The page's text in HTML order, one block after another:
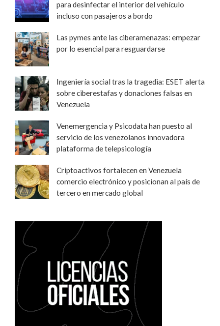
para desinfectar el interior del vehículo
incluso con pasajeros a bordo
Las pymes ante las ciberamenazas: empezar
por lo esencial para resguardarse
Ingeniería social tras la tragedia: ESET alerta
sobre ciberestafas y donaciones falsas en
Venezuela
Venemergencia y Psicodata han puesto al
servicio de los venezolanos innovadora
plataforma de telepsicología
Criptoactivos fortalecen en Venezuela
comercio electrónico y posicionan al país de
tercero en mercado global